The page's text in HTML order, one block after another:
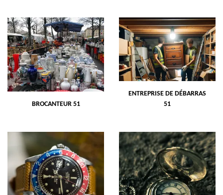
BROCANTEUR 51
ENTREPRISE DE DÉBARRAS
51